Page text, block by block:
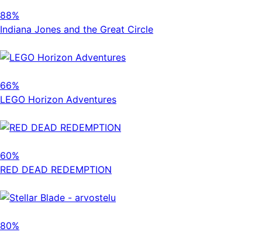
88%
Indiana Jones and the Great Circle
66%
LEGO Horizon Adventures
60%
RED DEAD REDEMPTION
80%